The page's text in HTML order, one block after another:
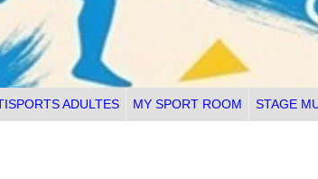
ADULTES MY SPORT ROOM STAGE